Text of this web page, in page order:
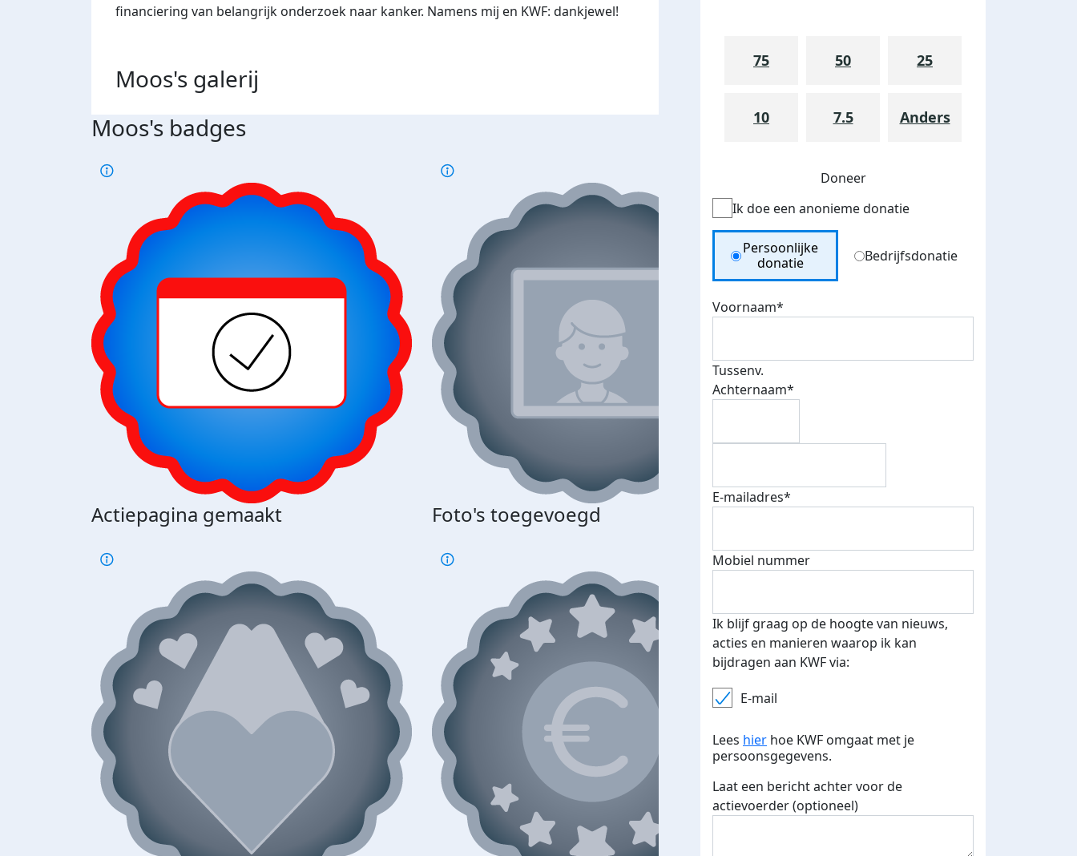
financiering van belangrijk onderzoek naar kanker. Namens mij en KWF: dankjewel!
Moos's galerij
Moos's badges
Actiepagina gemaakt Foto's toegevoegd E-mails verstuurd
Top fondsenwerver
75 50 25
10 7.5 Anders
Doneer
Ik doe een anonieme donatie
Donation Type
Persoonlijke
donatie
Bedrijfsdonatie
Voornaam*
Tussenv.
Achternaam*
E-mailadres*
Mobiel nummer
Ik blijf graag op de hoogte van nieuws,
acties en manieren waarop ik kan
bijdragen aan KWF via:
E-mail
Lees hier hoe KWF omgaat met je
persoonsgegevens.
Laat een bericht achter voor de
actievoerder (optioneel)